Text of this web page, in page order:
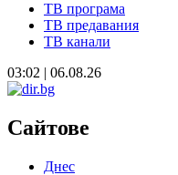
ТВ програма
ТВ предавания
ТВ канали
03:02 | 06.08.26
Сайтове
Днес